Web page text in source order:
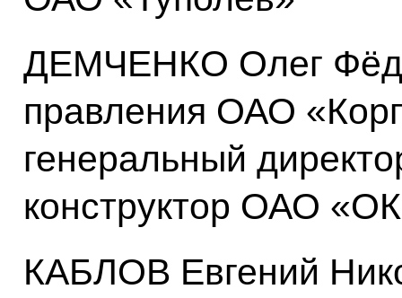
ДЕМЧЕНКО Олег
правления ОАО
генеральный
конструктор ОАО
КАБЛОВ Евгений